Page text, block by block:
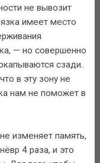
не вывозит
имеет место
— но совершенно
сзади.
в эту зону не
нам не поможет в
изменяет память,
4 раза, и это